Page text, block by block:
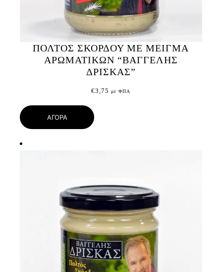
ΠΟΛΤΟΣ ΣΚΟΡΔΟΥ ΜΕ ΜΕΙΓΜΑ
ΑΡΩΜΑΤΙΚΩΝ “ΒΑΓΓΕΛΗΣ
ΔΡΙΣΚΑΣ”
€3,75 με ΦΠΑ
ΑΓΟΡΑ